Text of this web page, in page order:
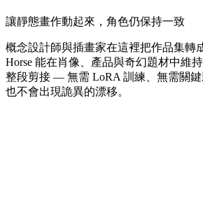
讓靜態畫作動起來，角色仍保持一致
概念設計師與插畫家在這裡把作品集轉
Horse 能在肖像、產品與奇幻題材中維
整段剪接 — 無需 LoRA 訓練、無需關
也不會出現詭異的漂移。